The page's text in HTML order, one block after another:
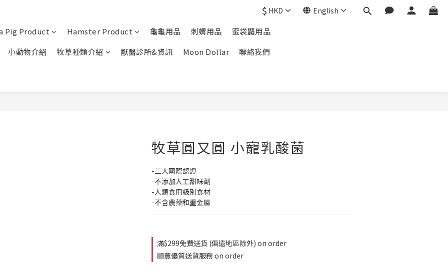
$ HKD English
Pig Product Hamster Product 龜龜用品 刺蝟用品
蜜袋鼯用品
小動物介紹 牧草種類介紹 獸醫診所&資訊 Moon Dollar
聯絡我們
牧草圓又圓 小寵乳酸菌
-三大國際認證
-不添加人工甜味劑
-人類食用級別食材
-不含農藥和重金屬
滿$299免費送貨 (偏遠地區除外) on order
順豐優質送貨服務 on order